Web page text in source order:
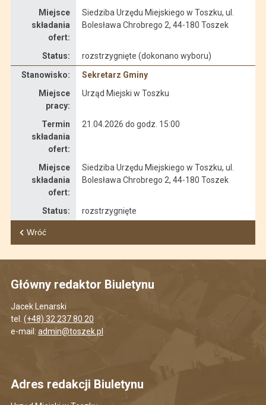
Miejsce
składania
ofert:
Siedziba Urzędu Miejskiego w Toszku, ul.
Bolesława Chrobrego 2, 44-180 Toszek
Status: rozstrzygnięte (dokonano wyboru)
Stanowisko:
Sekretarz Gminy
Miejsce
pracy:
Urząd Miejski w Toszku
Termin
składania
ofert:
21.04.2026 do godz. 15:00
Miejsce
składania
ofert:
Siedziba Urzędu Miejskiego w Toszku, ul.
Bolesława Chrobrego 2, 44-180 Toszek
Status: rozstrzygnięte
Wróć
Główny redaktor Biuletynu
Jacek Lenarski
tel. (+48) 32 237 80 20
e-mail: admin@toszek.pl
Adres redakcji Biuletynu